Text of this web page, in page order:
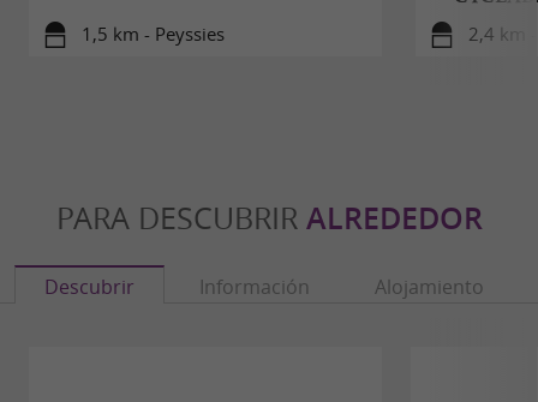
1,5 km - Peyssies 2,4 km
PARA DESCUBRIR ALREDEDOR
Descubrir Información Alojamiento